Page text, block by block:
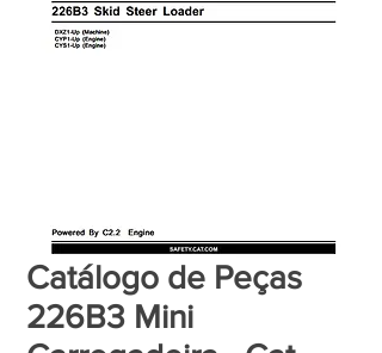
Catálogo de Peças
226B3 Mini